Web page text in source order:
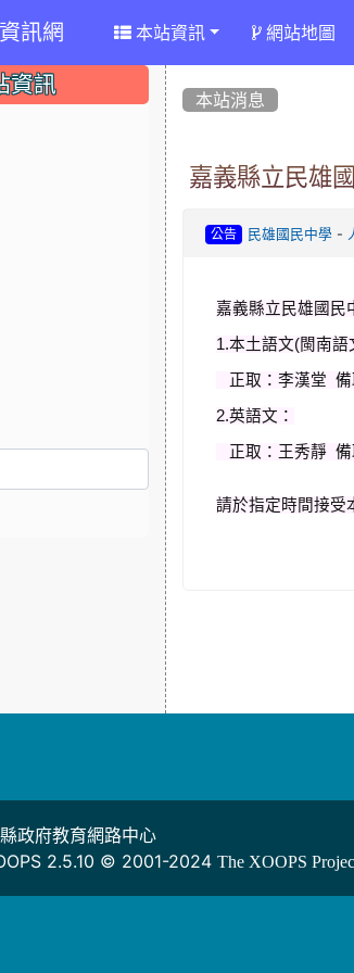
訊網 本站資訊 網站地圖
本站消息
嘉義縣立民雄
公告 民雄國民中學 -
嘉義縣立民雄國民
1.本土語文(閩南語
正取：李漢堂 備
2.英語文：
正取：王秀靜 備
請於指定時間接受
資訊
政府教育網路中心
2.5.10 © 2001-2024 The XOOPS